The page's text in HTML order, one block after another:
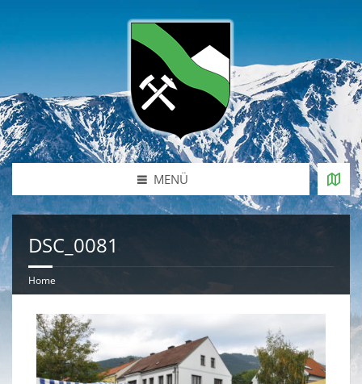
MENÜ
DSC_0081
Home